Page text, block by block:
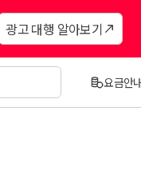
광고 대행 알아보기
요금안